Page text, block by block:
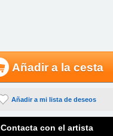
Añadir a la cesta
Añadir a mi lista de deseos
Contacta con el artista